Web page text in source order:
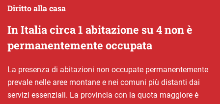
In Italia circa 1 abitazione su 4 non è
permanentemente occupata
Diritto alla casa
La presenza di abitazioni non occupate permanentemente
prevale nelle aree montane e nei comuni più distanti dai
servizi essenziali. La provincia con la quota maggiore è